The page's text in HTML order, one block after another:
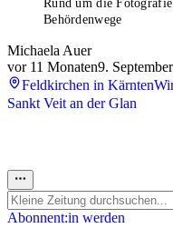
Rund um die
Behördenwege
Michaela Auer
vor 11 Monaten9.
Feldkirchen in Kärnten
Sankt Veit an der Glan
Abonnent:in werden